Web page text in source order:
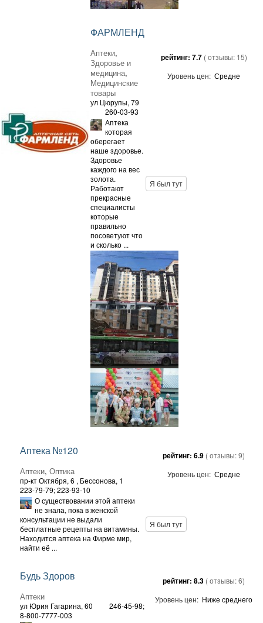
ФАРМЛЕНД
Аптеки,
Здоровье и
медицина,
Медицинские
товары
ул Цюрупы, 79
260-03-93
рейтинг: 7.7 ( отзывы: 15)
Уровень цен: Средне
Аптека
которая
оберегает
наше здоровье.
Здоровье
каждого на вес
золота.
Работают
прекрасные
специалисты
которые
правильно
посоветуют что
и сколько ...
Я был тут
Аптека №120
Аптеки, Оптика
пр-кт Октября, 6 , Бессонова, 1
223-79-79; 223-93-10
рейтинг: 6.9 ( отзывы:9)
Уровень цен: Средне
О существовании этой аптеки
не знала, пока в женской
консультации не выдали
бесплатные рецепты на витамины.
Находится аптека на Фирме мир,
найти её ...
Я был тут
Будь Здоров
Аптеки
ул Юрия Гагарина, 60
246-45-98;
8-800-7777-003
рейтинг: 8.3 ( отзывы:6)
Уровень цен: Ниже среднего